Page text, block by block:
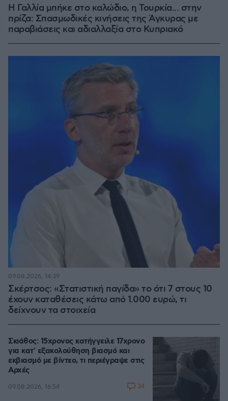
Η Γαλλία μπήκε στο καλώδιο, η Τουρκία... στην
πρίζα: Σπασμωδικές κινήσεις της Άγκυρας με
παραβιάσεις και αδιαλλαξία στο Κυπριακό
Σκέρτσος: «Στατιστική παγίδα» το ότι 7 στους 10
έχουν καταθέσεις κάτω από 1.000 ευρώ, τι
δείχνουν τα στοιχεία
09.08.2026, 14:39
Σκιάθος: 15χρονος κατήγγειλε 17χρονο
για κατ' εξακολούθηση βιασμό και
εκβιασμό με βίντεο, τι περιέγραψε στις
Αρχές
09.08.2026, 16:54 34